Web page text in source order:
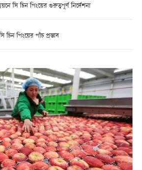
সি চিন পিংয়ের গুরুত্বপূর্ণ নির্দেশনা
পিংয়ের পাঁচ প্রস্তাব